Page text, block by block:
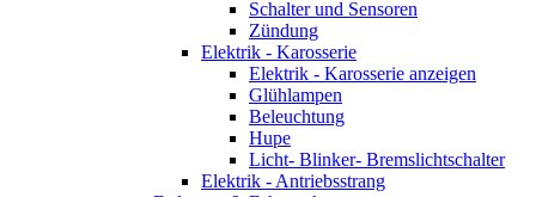
Schalter und Sensoren
Zündung
Elektrik - Karosserie
Elektrik - Karosserie anzeigen
Glühlampen
Beleuchtung
Hupe
Licht- Blinker- Bremslichtschalter
Elektrik - Antriebsstrang